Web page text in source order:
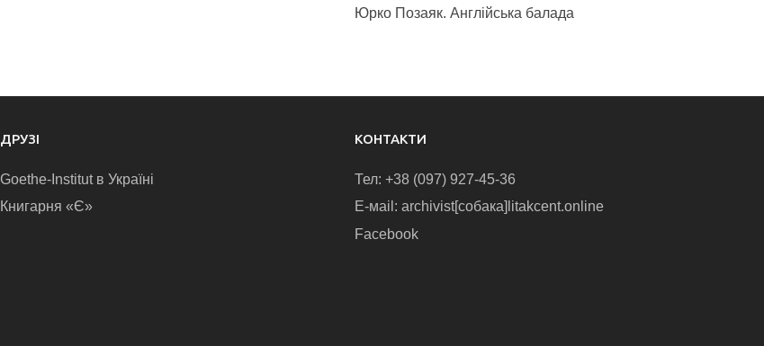
Юрко Позаяк. Англійська балада
ДРУЗІ
Goethe-Institut в Україні
Книгарня «Є»
КОНТАКТИ
Тел: +38 (097) 927-45-36
E-маіl: archivist[собака]litakcent.online
Facebook